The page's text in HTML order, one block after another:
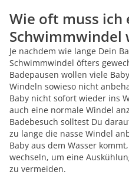
Wie oft muss ich
Schwimmwindel
Je nachdem wie lange Dein
Schwimmwindel öfters
Badepausen wollen viele
Windeln sowieso nicht
Baby nicht sofort wieder ins
auch eine normale Windel
Badebesuch solltest Du
zu lange die nasse Windel
Baby aus dem Wasser
wechseln, um eine
zu vermeiden.